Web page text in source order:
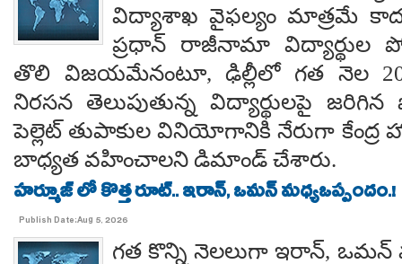
విద్యాశాఖ వైఫల్యం మాత్రమే
ప్రధాన్ రాజీనామా విద్యార్థుల
తొలి విజయమేనంటూ, ఢిల్లీలో గత నెల
నిరసన తెలుపుతున్న విద్యార్థులపై
పెల్లెట్ తుపాకుల వినియోగానికి నేరుగా
బాధ్యత వహించాలని డిమాండ్ చేశారు.
హర్మూజ్ లో కొత్త రూట్.. ఇరాన్, ఒమన్ మధ్యఒప్పందం.!
Publish Date:Aug 5, 2026
గత కొన్ని నెలలుగా ఇరాన్, ఒమన్